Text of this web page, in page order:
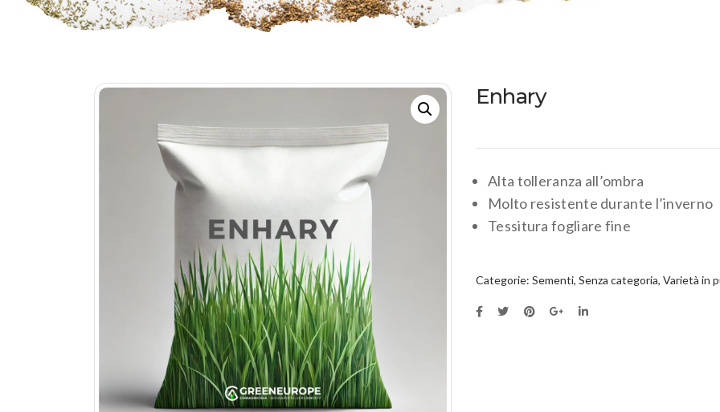
IDROSEMINA
Enhary
Alta tolleranza all’ombra
Molto resistente durante l’inverno
Tessitura fogliare fine
Categorie: Sementi, Senza categoria, Varietà in